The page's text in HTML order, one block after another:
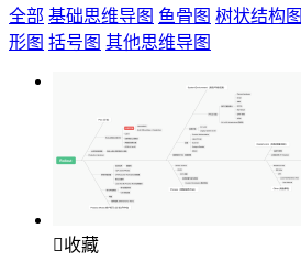
全部 基础思维导图 鱼骨图 树状结构图
形图 括号图 其他思维导图
收藏